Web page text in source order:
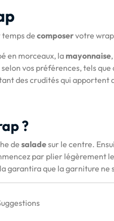
temps de composervotre
en morceaux, la mayonnaise
vos préférences, tels que
des crudités qui apportent
?
de saladesur le centre.
par plier légèrement
garantira que la garniture ne